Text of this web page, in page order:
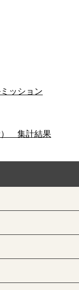
ッション
） 集計結果